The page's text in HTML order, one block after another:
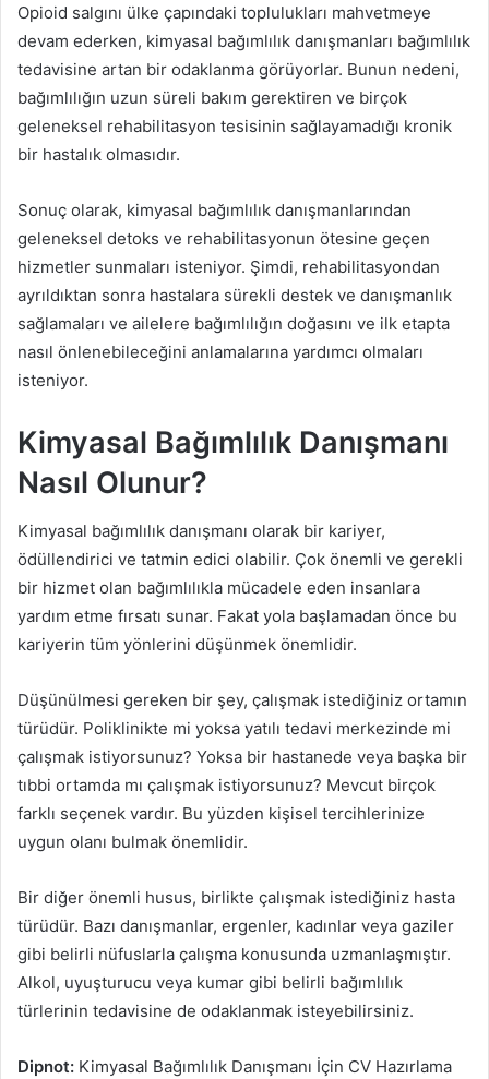
Opioid salgını ülke çapındaki toplulukları mahvetmeye
devam ederken, kimyasal bağımlılık danışmanları bağımlılık
tedavisine artan bir odaklanma görüyorlar. Bunun nedeni,
bağımlılığın uzun süreli bakım gerektiren ve birçok
geleneksel rehabilitasyon tesisinin sağlayamadığı kronik
bir hastalık olmasıdır.
Sonuç olarak, kimyasal bağımlılık danışmanlarından
geleneksel detoks ve rehabilitasyonun ötesine geçen
hizmetler sunmaları isteniyor. Şimdi, rehabilitasyondan
ayrıldıktan sonra hastalara sürekli destek ve danışmanlık
sağlamaları ve ailelere bağımlılığın doğasını ve ilk etapta
nasıl önlenebileceğini anlamalarına yardımcı olmaları
isteniyor.
Kimyasal Bağımlılık Danışmanı
Nasıl Olunur?
Kimyasal bağımlılık danışmanı olarak bir kariyer,
ödüllendirici ve tatmin edici olabilir. Çok önemli ve gerekli
bir hizmet olan bağımlılıkla mücadele eden insanlara
yardım etme fırsatı sunar. Fakat yola başlamadan önce bu
kariyerin tüm yönlerini düşünmek önemlidir.
Düşünülmesi gereken bir şey, çalışmak istediğiniz ortamın
türüdür. Poliklinikte mi yoksa yatılı tedavi merkezinde mi
çalışmak istiyorsunuz? Yoksa bir hastanede veya başka bir
tıbbi ortamda mı çalışmak istiyorsunuz? Mevcut birçok
farklı seçenek vardır. Bu yüzden kişisel tercihlerinize
uygun olanı bulmak önemlidir.
Bir diğer önemli husus, birlikte çalışmak istediğiniz hasta
türüdür. Bazı danışmanlar, ergenler, kadınlar veya gaziler
gibi belirli nüfuslarla çalışma konusunda uzmanlaşmıştır.
Alkol, uyuşturucu veya kumar gibi belirli bağımlılık
türlerinin tedavisine de odaklanmak isteyebilirsiniz.
Dipnot: Kimyasal Bağımlılık Danışmanı İçin CV Hazırlama